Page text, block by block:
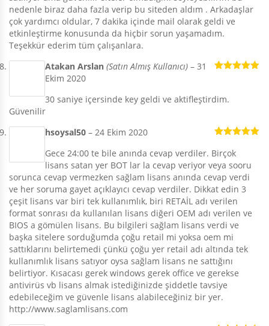
nedenle biraz daha fazla verip bu siteden aldım . Arkadaşlar
çok yardımcı oldular, 7 dakika içinde mail olarak geldi ve
etkinleştirme konusunda da hiçbir sorun yaşamadım.
Teşekkür ederim tüm çalışanlara.
Atakan Arslan (Satın Almış Kullanıcı) – 31
Ekim 2020
30 saniye içersinde key geldi ve aktifleştirdim.
Güvenilir
5oy aldı
hsoysal50 – 24 Ekim 2020
Gece 24:00 te bile anında cevap verdiler. Birçok
lisans satan yer BOT lar la cevap veriyor veya sooru
sorunca cevap vermezken sağlam lisans anında cevap verdi
ve her soruma gayet açıklayıcı cevap verdiler. Dikkat edin 3
çeşit lisans var biri tek kullanımlık, biri RETAİL adı verilen
format sonrası da kullanılan lisans diğeri OEM adı verilen ve
BIOS a gömülen lisans. Bu bilgileri sağlam lisans verdi ve
başka sitelere sorduğumda çoğu retail mi yoksa oem mi
sattıklarını belirtemedi çünkü çoğu yer retail adı altında tek
kullanımlık lisans satıyor oysa sağlam lisans ne sattığını
belirtiyor. Kısacası gerek windows gerek office ve gerekse
antivirüs vb lisans almak istediğinizde şiddetle tavsiye
edebileceğim ve güvenle lisans alabileceğiniz bir yer.
http://www.saglamlisans.com